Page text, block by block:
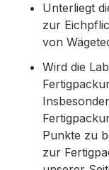
Unterliegt
zur
von
Wird die
Punkte zu
zur